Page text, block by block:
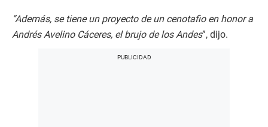
“Además, se tiene un proyecto de un cenotafio en honor a
Andrés Avelino Cáceres, el brujo de los Andes”, dijo.